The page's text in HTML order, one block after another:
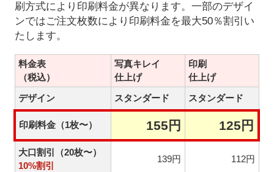
刷方式により印刷料金が異なります。一部のデザイ
ンではご注文枚数により印刷料金を最大50％割引い
たします。
料金表
（税込）
写真キレイ
仕上げ
印刷
仕上げ
デザイン
スタンダード スタンダード
印刷料金（1枚〜） 155円 125円
大口割引（20枚〜）
10%割引
139円 112円